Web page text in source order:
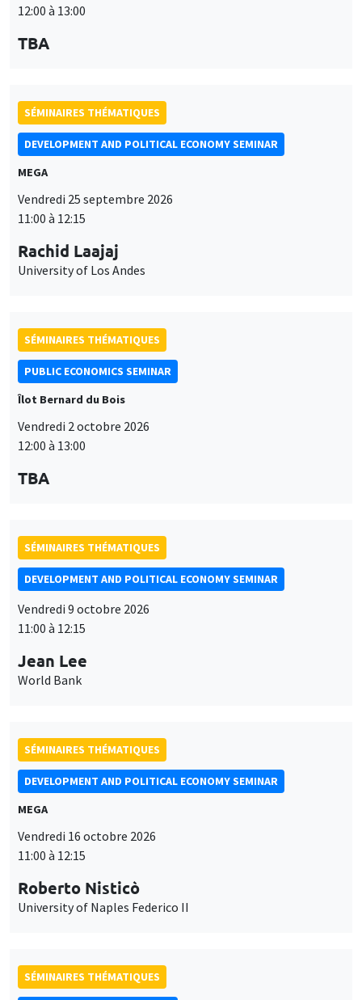
12:00 à 13:00
TBA
SÉMINAIRES THÉMATIQUES
DEVELOPMENT AND POLITICAL ECONOMY SEMINAR
MEGA
Vendredi 25 septembre 2026
11:00 à 12:15
Rachid Laajaj
University of Los Andes
SÉMINAIRES THÉMATIQUES
PUBLIC ECONOMICS SEMINAR
Îlot Bernard du Bois
Vendredi 2 octobre 2026
12:00 à 13:00
TBA
SÉMINAIRES THÉMATIQUES
DEVELOPMENT AND POLITICAL ECONOMY SEMINAR
Vendredi 9 octobre 2026
11:00 à 12:15
Jean Lee
World Bank
SÉMINAIRES THÉMATIQUES
DEVELOPMENT AND POLITICAL ECONOMY SEMINAR
MEGA
Vendredi 16 octobre 2026
11:00 à 12:15
Roberto Nisticò
University of Naples Federico II
SÉMINAIRES THÉMATIQUES